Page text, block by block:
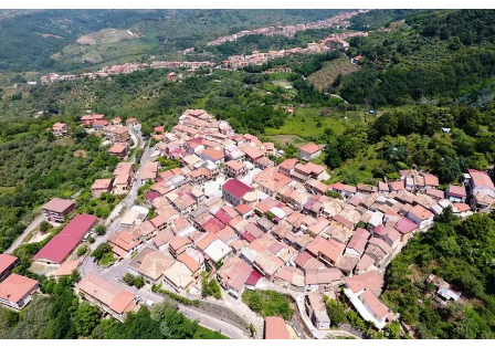
AMBIENTE
SOCIETÀ
CULTURA
ECONOMIA E LAVORO
EVENTI
SPORT
Streaming